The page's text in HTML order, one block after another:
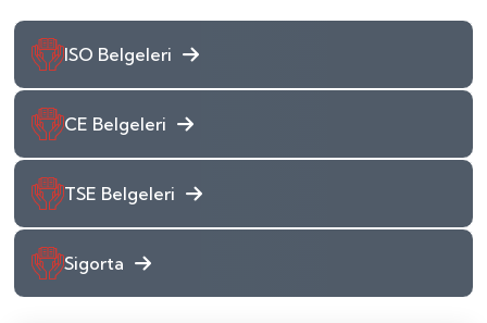
ISO Belgeleri
CE Belgeleri
TSE Belgeleri
Sigorta